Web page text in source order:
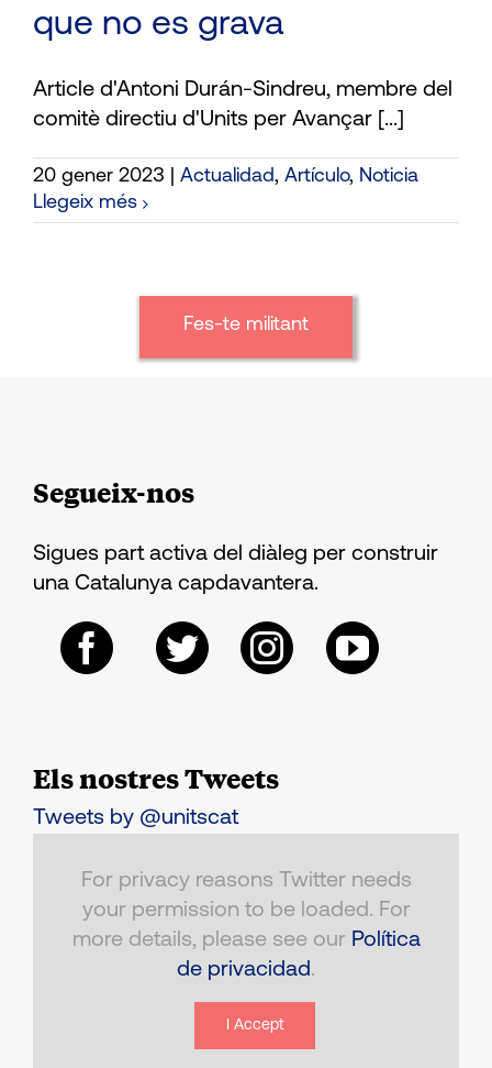
que no es grava
Article d'Antoni Durán-Sindreu, membre del
comitè directiu d'Units per Avançar [...]
20 gener 2023 Actualidad, Artículo, Noticia
Llegeix més
Fes-te militant
Segueix-nos
Sigues part activa del diàleg per construir
una Catalunya capdavantera.
Els nostres Tweets
Tweets by @unitscat
For privacy reasons Twitter needs
your permission to be loaded. For
more details, please see our Política
de privacidad.
I Accept